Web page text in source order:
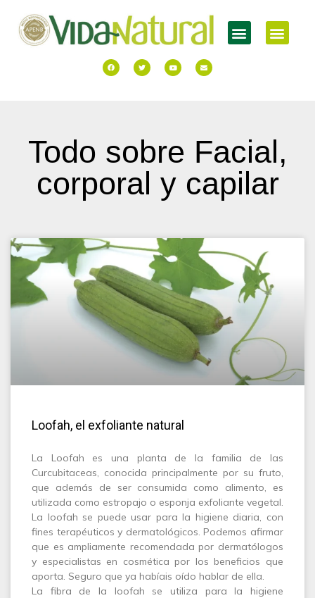
Todo sobre Facial,
corporal y capilar
Loofah, el exfoliante natural
La Loofah es una planta de la familia de las
Curcubitaceas, conocida principalmente por su fruto,
que además de ser consumida como alimento, es
utilizada como estropajo o esponja exfoliante vegetal.
La loofah se puede usar para la higiene diaria, con
fines terapéuticos y dermatológicos. Podemos afirmar
que es ampliamente recomendada por dermatólogos
y especialistas en cosmética por los beneficios que
aporta. Seguro que ya habíais oído hablar de ella.
La fibra de la loofah se utiliza para la higiene